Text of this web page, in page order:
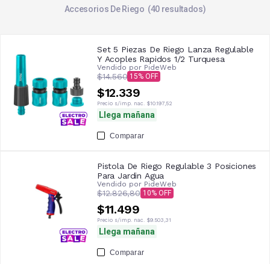
Accesorios De Riego 40 resultados
Set 5 Piezas De Riego Lanza Regulable
Y Acoples Rapidos 1/2 Turquesa
Vendido por PideWeb
$14.560 15
$12.339
Precio s/imp. nac. $10.197,52
Llega mañana
Comparar
Pistola De Riego Regulable 3 Posiciones
Para Jardin Agua
Vendido por PideWeb
$12.826,80 10
$11.499
Precio s/imp. nac. $9.503,31
Llega mañana
Comparar